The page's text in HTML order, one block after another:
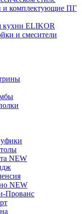
комплектующие ПГ
кухни ELIKOR
и смесители
NEW
NEW
Прованс